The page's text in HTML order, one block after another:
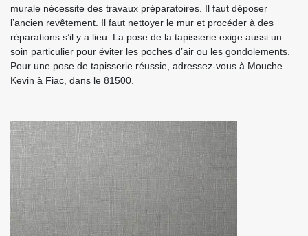
murale nécessite des travaux préparatoires. Il faut déposer
l’ancien revêtement. Il faut nettoyer le mur et procéder à des
réparations s’il y a lieu. La pose de la tapisserie exige aussi un
soin particulier pour éviter les poches d’air ou les gondolements.
Pour une pose de tapisserie réussie, adressez-vous à Mouche
Kevin à Fiac, dans le 81500.